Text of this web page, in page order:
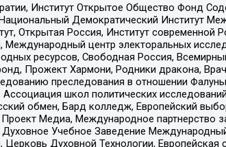
Институт Открытое Общество Фонд
Демократический Институт
Открытая Россия, Институт современной
центр электоральных
ресурсов, Свободная Россия,
Прожект Хармони, Родники дракона,
преследования в отношении
школ политических
обмен, Бард колледж, Европейский
Медиа, Международное партнерство
Учебное Заведение
Церковь Духовной Технологии,